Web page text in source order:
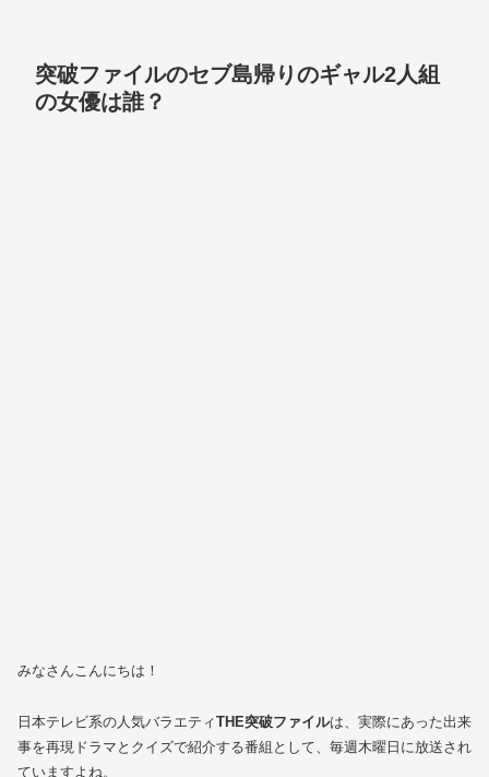
突破ファイルのセブ島帰りのギャル2人組
の女優は誰？
みなさんこんにちは！
日本テレビ系の人気バラエティTHE突破ファイルは、実際にあった出来
事を再現ドラマとクイズで紹介する番組として、毎週木曜日に放送され
ていますよね。